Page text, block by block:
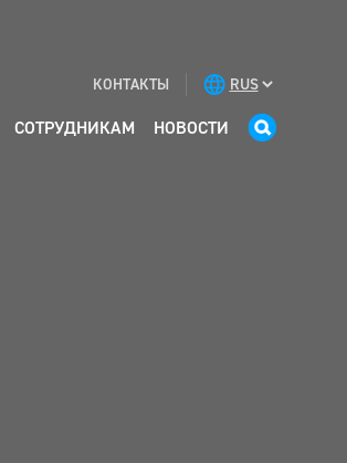
КОНТАКТЫ
СОТРУДНИКАМ НОВОСТИ